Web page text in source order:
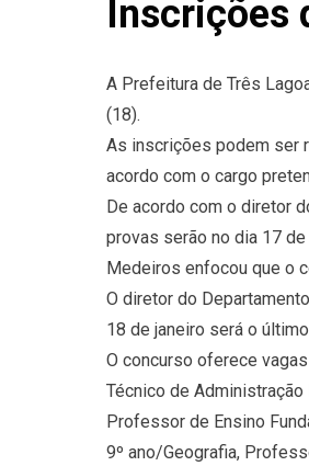
Inscrições
A Prefeitura de Três
(18).
As inscrições podem ser
acordo com o cargo
De acordo com o diretor
provas serão no dia 17
Medeiros enfocou que o
O diretor do
18 de janeiro será o
O concurso oferece
Técnico de Administração
Professor de Ensino
9º ano/Geografia,